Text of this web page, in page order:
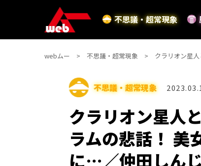
不思議・超常現象
webムー 不思議・超常現象 クラリオン星
不思議・超常現象
クラリオン星人
ラムの悲話！ 美
に…／仲田しんじ